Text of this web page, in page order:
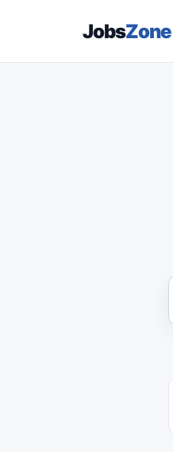
JobsZone